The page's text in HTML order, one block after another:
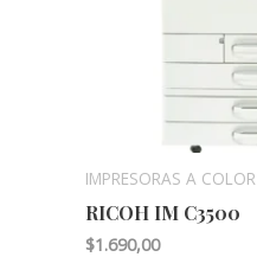
IMPRESORAS A COLOR
RICOH IM C3500
$1.690,00